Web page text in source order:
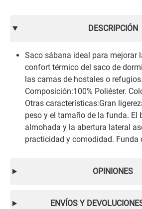
DESCRIPCIÓN
Saco sábana ideal para mejorar
confort térmico del saco de
las camas de hostales o
Composición:100% Poliéster.
Otras características:Gran
peso y el tamaño de la funda. El
almohada y la abertura lateral
practicidad y comodidad. Funda
OPINIONES
ENVÍOS Y